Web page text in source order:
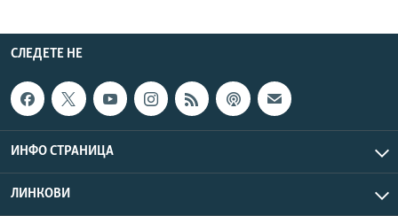
СЛЕДЕТЕ НЕ
ИНФО СТРАНИЦА
ЛИНКОВИ